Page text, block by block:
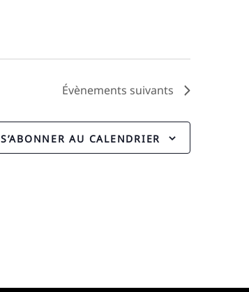
Évènements suivants
S’ABONNER AU CALENDRIER